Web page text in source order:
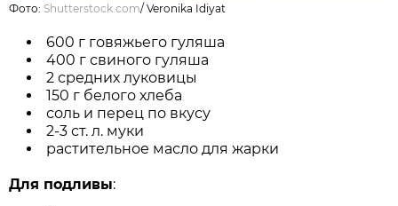
Фото:Shutterstock.com/Veronika Idiyat
600 г говяжьего гуляша
400 г свиного гуляша
2 средних луковицы
150 г белого хлеба
соль и перец по вкусу
2-3 ст. л. муки
растительное масло для жарки
Для подливы: